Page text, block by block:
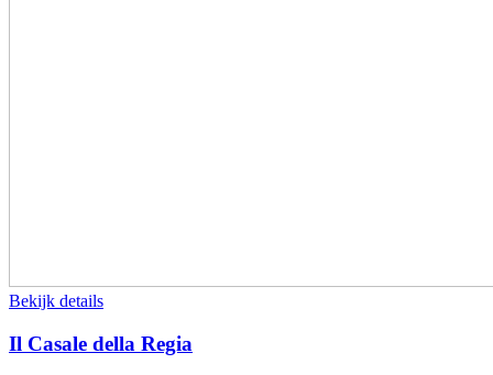
Bekijk details
Il Casale della Regia